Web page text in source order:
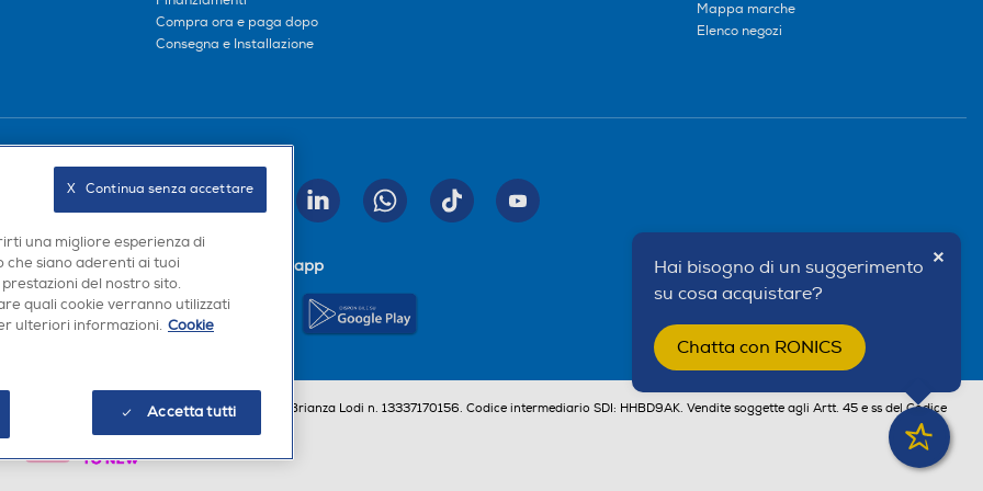
×
Hai bisogno di un suggerimento
su cosa acquistare?
Chatta con RONICS
Compra ora e paga dopo
Consegna e Installazione
Mappa marche
Elenco negozi
Seguici sui social
Scarica la nostra app
Fiscale e iscrizione CCIAA Milano Monza Brianza Lodi n. 13337170156. Codice intermediario SDI: HHBD9AK. Vendite soggette agli Artt. 45 e ss del Codice
una migliore esperienza di
che siano aderenti ai tuoi
del nostro sito.
quali cookie verranno utilizzati
ulteriori informazioni. Cookie
Accetta tutti
X   Continua senza accettare